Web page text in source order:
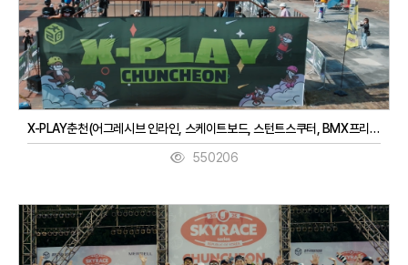
X-PLAY춘천(어그레시브 인라인, 스케이트보드, 스턴트스쿠터, BMX프리스타일, 3대3농구, 디제잉)(9. 27. ~ 9. 28.)
550206